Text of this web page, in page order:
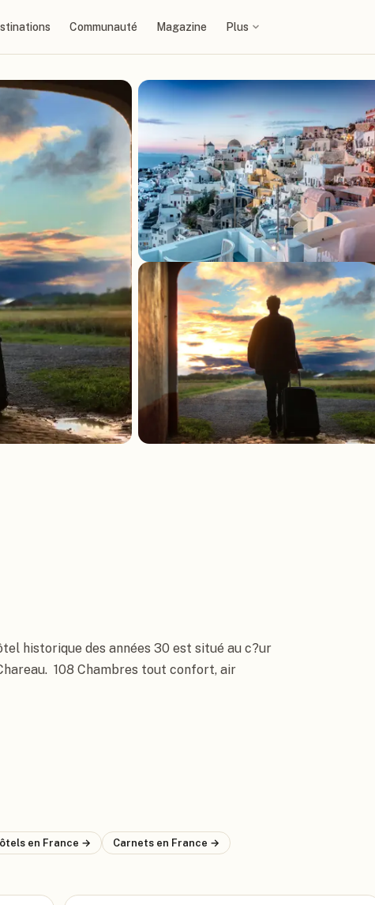
Communauté Magazine Plus
historique des années 30 est situé au c?ur
108 Chambres tout confort, air
en France → Carnets en France →